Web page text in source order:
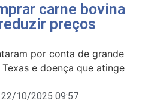
carne bovina
preços
por conta de grande
e doença que atinge
22/10/2025 09:57